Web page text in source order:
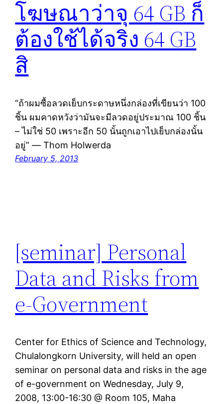
โฆษณาว่าจุ 64 GB ก็
ต้องใช้ได้จริง 64 GB
สิ
“ถ้าผมซื้อลวดเย็บกระดาษหนึ่งกล่องที่เขียนว่า 100
ชิ้น ผมคาดหวังว่ามันจะมีลวดอยู่ประมาณ 100 ชิ้น
– ไม่ใช่ 50 เพราะอีก 50 นั้นถูกเอาไปเย็บกล่องนั้น
อยู่” — Thom Holwerda
February 5, 2013
[seminar] Personal
Data and Risks from
e-Government
Center for Ethics of Science and Technology,
Chulalongkorn University, will held an open
seminar on personal data and risks in the age
of e-government on Wednesday, July 9,
2008, 13:00-16:30 @ Room 105, Maha